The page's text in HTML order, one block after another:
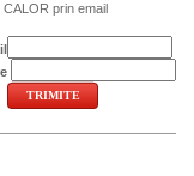
prin email